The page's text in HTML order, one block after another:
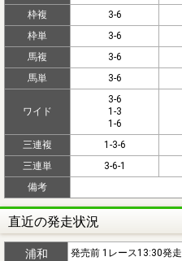
枠複
3-6
枠単
3-6
馬複
3-6
馬単
3-6
ワイド
3-6
1-3
1-6
三連複
1-3-6
三連単
3-6-1
備考
直近の発走状況
浦和 発売前 1レース13:30発走